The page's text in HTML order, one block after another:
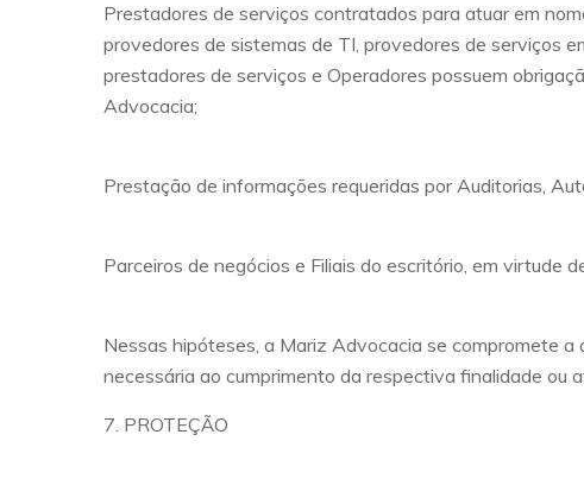
Prestadores de serviços contratados para atuar em
provedores de sistemas de TI, provedores de serviços
prestadores de serviços e Operadores possuem
Advocacia;
Prestação de informações requeridas por Auditorias,
Parceiros de negócios e Filiais do escritório, em virtude
Nessas hipóteses, a Mariz Advocacia se compromete
necessária ao cumprimento da respectiva finalidade ou
7. PROTEÇÃO